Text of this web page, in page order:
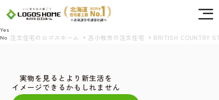
注文住宅のロゴスホーム 苫小牧市の注文住宅 BRITISH COUNTRY
実物を見るとより新生活を
イメージできるかもしれません
Cookie を使用して、お客様の活動を追跡してもよろしいですか? 当社ではお客様の
プライバシーを極めて重視しています。詳細について、およびご質問がある場合
は、当社のプライバシーポリシーをご覧ください。
Yes
No